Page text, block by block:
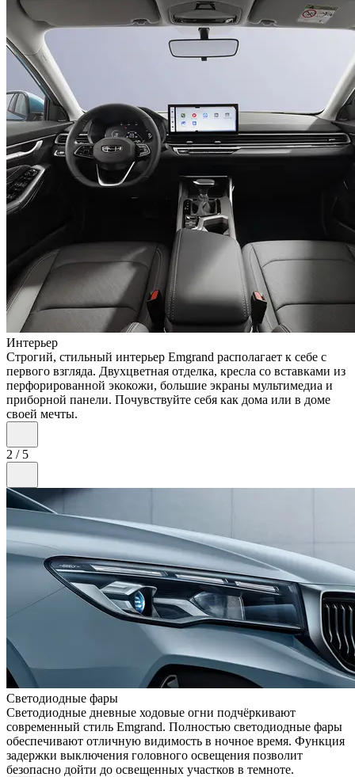
Интерьер
Строгий, стильный интерьер Emgrand располагает к себе с
первого взгляда. Двухцветная отделка, кресла со вставками из
перфорированной экокожи, большие экраны мультимедиа и
приборной панели. Почувствуйте себя как дома или в доме
своей мечты.
2 / 5
Светодиодные фары
Светодиодные дневные ходовые огни подчёркивают
современный стиль Emgrand. Полностью светодиодные фары
обеспечивают отличную видимость в ночное время. Функция
задержки выключения головного освещения позволит
безопасно дойти до освещенных участков в темноте.